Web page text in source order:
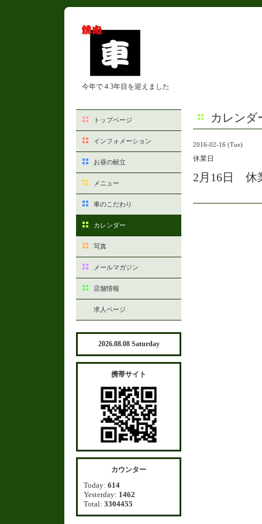
今年で４3年目を迎えました
カレンダ
2016-02-16 (Tue)
休業日
2月16日 休
トップページ
インフォメーション
お昼の献立
メニュー
車のこだわり
カレンダー
写真
メールマガジン
店舗情報
求人ページ
2026.08.08 Saturday
携帯サイト
カウンター
Today: 614
Yesterday: 1462
Total: 3304455